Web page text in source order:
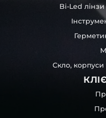
Bi-Led
Скло, корпуси